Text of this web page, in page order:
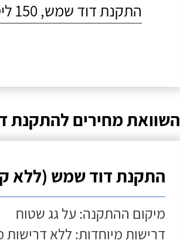
התקנת דוד שמש, 150 ליטר, על גג שטוח, כולל התקנת מעמד
השוואת מחירים להתקנת
התקנת דוד שמש (ללא
מיקום ההתקנה: על גג שטוח
דרישות מיוחדות: ללא דרישות